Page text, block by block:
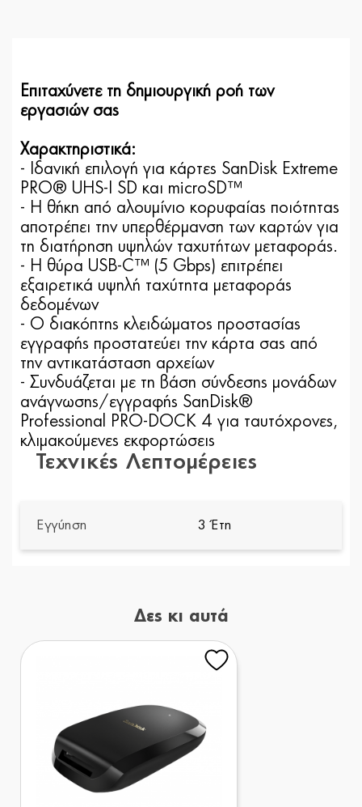
Επιταχύνετε τη δημιουργική ροή των
εργασιών σας
Χαρακτηριστικά:
- Ιδανική επιλογή για κάρτες SanDisk Extreme
PRO® UHS-I SD και microSD™
- Η θήκη από αλουμίνιο κορυφαίας ποιότητας
αποτρέπει την υπερθέρμανση των καρτών για
τη διατήρηση υψηλών ταχυτήτων μεταφοράς.
- Η θύρα USB-C™ (5 Gbps) επιτρέπει
εξαιρετικά υψηλή ταχύτητα μεταφοράς
δεδομένων
- Ο διακόπτης κλειδώματος προστασίας
εγγραφής προστατεύει την κάρτα σας από
την αντικατάσταση αρχείων
- Συνδυάζεται με τη βάση σύνδεσης μονάδων
ανάγνωσης/εγγραφής SanDisk®
Professional PRO-DOCK 4 για ταυτόχρονες,
κλιμακούμενες εκφορτώσεις
Τεχνικές Λεπτομέρειες
Εγγύηση 3 Έτη
Δες κι αυτά